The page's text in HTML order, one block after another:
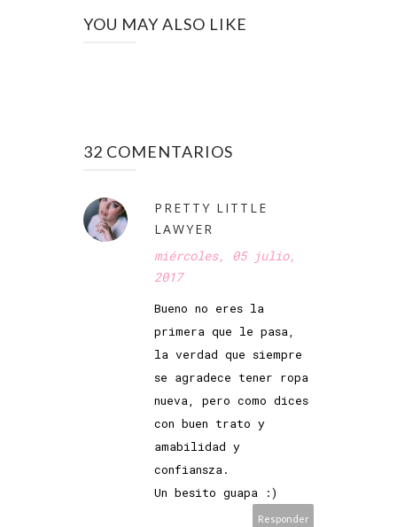
YOU MAY ALSO LIKE
32 COMENTARIOS
PRETTY LITTLE
LAWYER
miércoles, 05 julio,
2017
Bueno no eres la
primera que le pasa,
la verdad que siempre
se agradece tener ropa
nueva, pero como dices
con buen trato y
amabilidad y
confiansza.
Un besito guapa :)
Responder